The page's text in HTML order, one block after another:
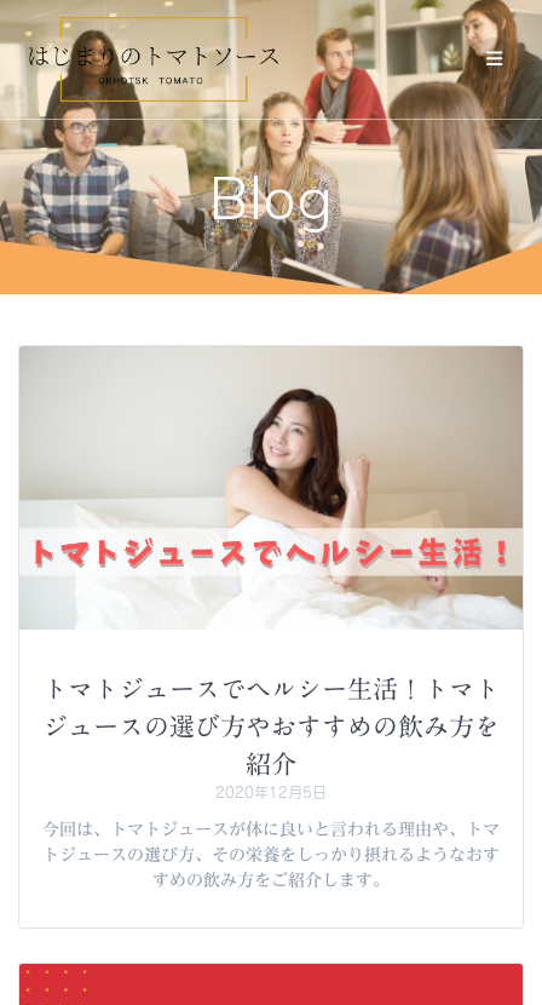
テ
ン
ツ
へ
ス
キ
ッ
プ
Blog
トマトジュースでヘルシー生活！トマト
ジュースの選び方やおすすめの飲み方を
紹介
2020年12月5日
今回は、トマトジュースが体に良いと言われる理由や、トマ
トジュースの選び方、その栄養をしっかり摂れるようなおす
すめの飲み方をご紹介します。